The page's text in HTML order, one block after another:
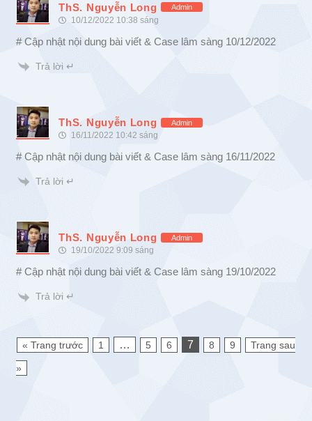
ThS. Nguyễn Long Admin
10/12/2022 10:38 sáng
# Cập nhật nội dung bài viết & Case lâm sàng 10/12/2022
Trả lời ↵
ThS. Nguyễn Long Admin
16/11/2022 10:42 sáng
# Cập nhật nội dung bài viết & Case lâm sàng 16/11/2022
Trả lời ↵
ThS. Nguyễn Long Admin
19/10/2022 9:09 sáng
# Cập nhật nội dung bài viết & Case lâm sàng 19/10/2022
Trả lời ↵
« Trang trước 1 … 5 6 7 8 9 Trang sau
»